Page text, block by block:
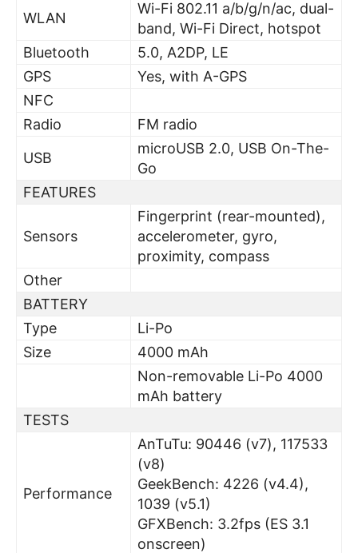
WLAN
Wi-Fi 802.11 a/b/g/n/ac, dual-
band, Wi-Fi Direct, hotspot
Bluetooth
5.0, A2DP, LE
GPS
Yes, with A-GPS
NFC
Radio
FM radio
USB
microUSB 2.0, USB On-The-
Go
FEATURES
Sensors
Fingerprint (rear-mounted),
accelerometer, gyro,
proximity, compass
Other
BATTERY
Type
Li-Po
Size
4000 mAh
Non-removable Li-Po 4000
mAh battery
TESTS
Performance
AnTuTu: 90446 (v7), 117533
(v8)
GeekBench: 4226 (v4.4),
1039 (v5.1)
GFXBench: 3.2fps (ES 3.1
onscreen)